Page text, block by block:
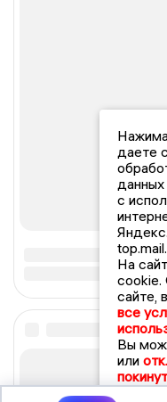
даете
данных
с
На
cookie.
сайте,
все
Вы
или